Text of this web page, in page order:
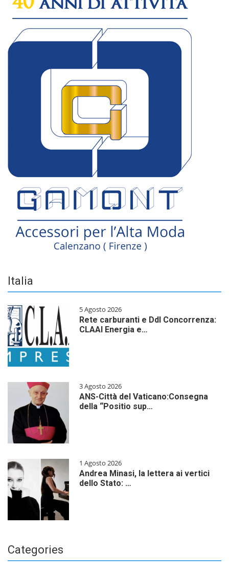
Italia
5 Agosto 2026
Rete carburanti e Ddl Concorrenza:
CLAAI Energia e…
3 Agosto 2026
ANS-Città del Vaticano:Consegna
della “Positio sup…
1 Agosto 2026
Andrea Minasi, la lettera ai vertici
dello Stato: …
Categories